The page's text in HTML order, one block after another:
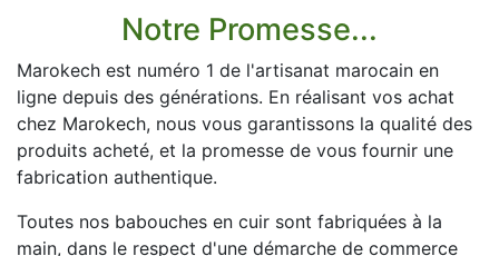
Notre Promesse...
Marokech est numéro 1 de l'artisanat marocain en
ligne depuis des générations. En réalisant vos achat
chez Marokech, nous vous garantissons la qualité des
produits acheté, et la promesse de vous fournir une
fabrication authentique.
Toutes nos babouches en cuir sont fabriquées à la
main, dans le respect d'une démarche de commerce